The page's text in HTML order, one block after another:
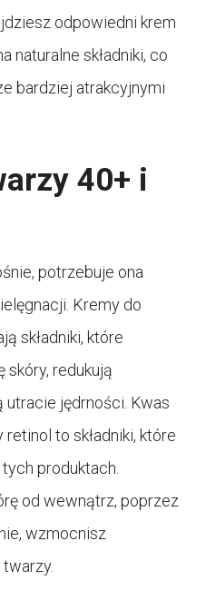
odpowiedni krem
naturalne składniki, co
bardziej atrakcyjnymi
40+ i
potrzebuje ona
Kremy do
składniki, które
skóry, redukują
jędrności. Kwas
to składniki, które
produktach.
od wewnątrz, poprzez
wzmocnisz